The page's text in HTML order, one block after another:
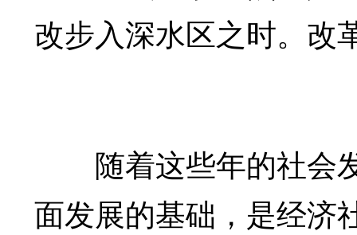
改步入深水区之时。改
随着这些年的社会
面发展的基础，是经济